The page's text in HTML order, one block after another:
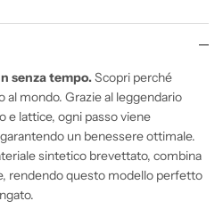
senza tempo.Scopri perché
al mondo. Grazie al leggendario
e lattice, ogni passo viene
un benessere ottimale.
sintetico brevettato, combina
rendendo questo modello perfetto